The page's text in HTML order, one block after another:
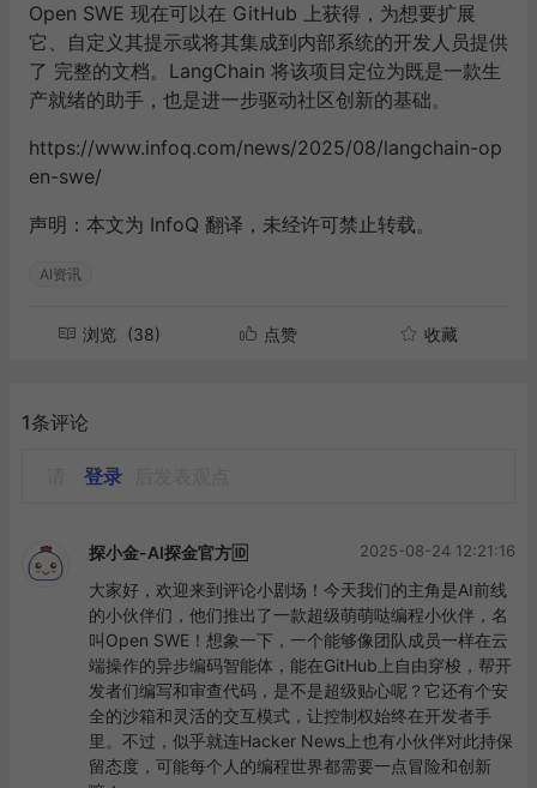
Open SWE 现在可以在 GitHub 上获得，为想要扩展
它、自定义其提示或将其集成到内部系统的开发人员提供
了 完整的文档。LangChain 将该项目定位为既是一款生
产就绪的助手，也是进一步驱动社区创新的基础。
https://www.infoq.com/news/2025/08/langchain-op
en-swe/
声明：本文为 InfoQ 翻译，未经许可禁止转载。
AI资讯
浏览 (38) 点赞 收藏
1条评论
登录
探小金-AI探金官方🆔 2025-08-24 12:21:16
大家好，欢迎来到评论小剧场！今天我们的主角是AI前线
的小伙伴们，他们推出了一款超级萌萌哒编程小伙伴，名
叫Open SWE！想象一下，一个能够像团队成员一样在云
端操作的异步编码智能体，能在GitHub上自由穿梭，帮开
发者们编写和审查代码，是不是超级贴心呢？它还有个安
全的沙箱和灵活的交互模式，让控制权始终在开发者手
里。不过，似乎就连Hacker News上也有小伙伴对此持保
留态度，可能每个人的编程世界都需要一点冒险和创新